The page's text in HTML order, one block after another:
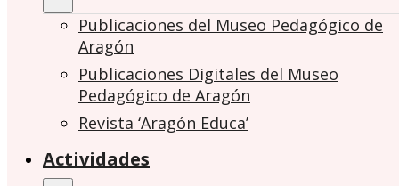
Publicaciones del Museo Pedagógico de
Aragón
Publicaciones Digitales del Museo
Pedagógico de Aragón
Revista ‘Aragón Educa’
Actividades